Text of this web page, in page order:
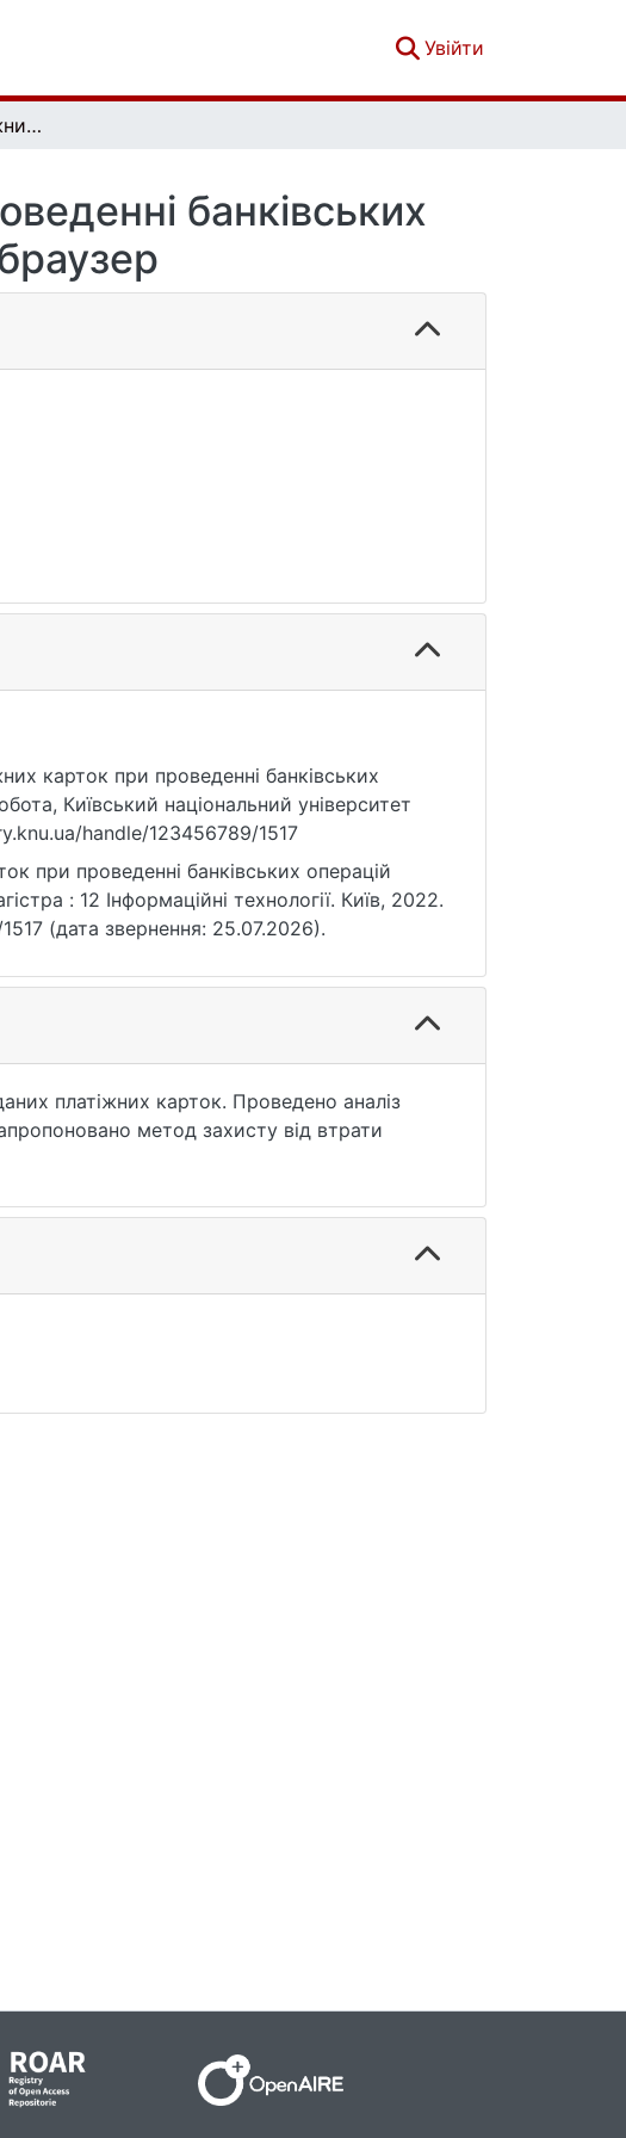
Увійти
Захист даних платіжних карток при проведенні банківських операцій через інтернет-браузер
банківських
карток при проведенні банківських
Київський національний університет
handle/123456789/1517
при проведенні банківських операцій
: 12 Інформаційні технології. Київ, 2022.
(дата звернення: 25.07.2026).
платіжних карток. Проведено аналіз
метод захисту від втрати